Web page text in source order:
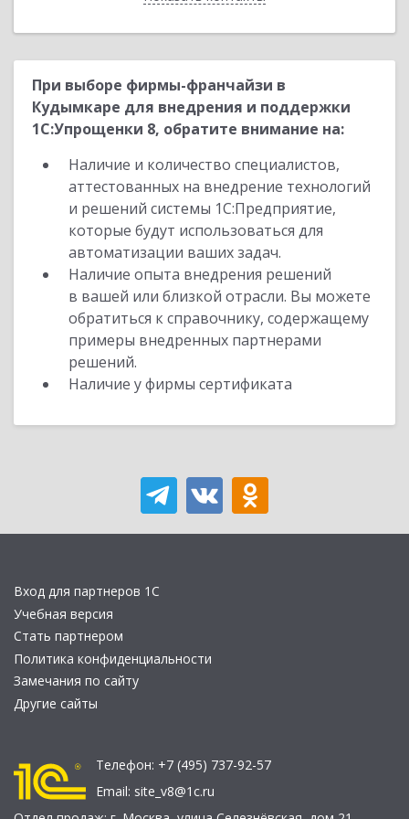
При выборе фирмы-франчайзи в
Кудымкаре для внедрения и поддержки
1С:Упрощенки 8, обратите внимание на:
Наличие и количество специалистов,
аттестованных на внедрение технологий
и решений системы 1С:Предприятие,
которые будут использоваться для
автоматизации ваших задач.
Наличие опыта внедрения решений
в вашей или близкой отрасли. Вы можете
обратиться к справочнику, содержащему
примеры внедренных партнерами
решений.
Наличие у фирмы сертификата
Вход для партнеров 1С
Учебная версия
Стать партнером
Политика конфиденциальности
Замечания по сайту
Другие сайты
Телефон: +7 (495) 737-92-57
Email: site_v8@1c.ru